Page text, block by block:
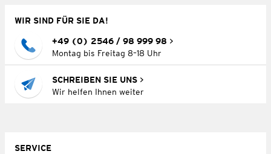
WIR SIND FÜR SIE DA!
+49 (0) 2546 / 98 999 98
Montag bis Freitag 8–18 Uhr
SCHREIBEN SIE UNS
Wir helfen Ihnen weiter
SERVICE